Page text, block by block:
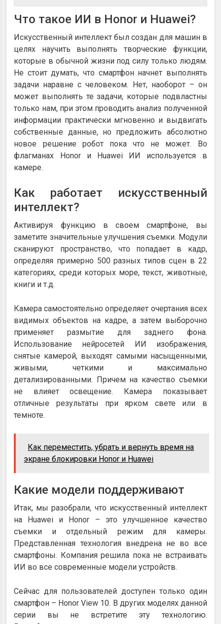
Что такое ИИ в Honor и Huawei?
Искусственный интеллект был создан для машин в
целях научить выполнять творческие функции,
которые в обычной жизни под силу только людям.
Не стоит думать, что смартфон начнет выполнять
задачи наравне с человеком. Нет, наоборот – он
может выполнять те задачи, которые подвластны
только нам, при этом проводить анализ полученной
информации практически мгновенно и выдвигать
собственные данные, но предложить абсолютно
новое решение робот пока что не может. Во
флагманах Honor и Huawei ИИ используется в
камере.
Как работает искусственный
интеллект?
Активируя функцию в своем смартфоне, вы
заметите значительные улучшения съемки. Модули
сканируют пространство, что попадает в кадр,
определяя примерно 500 разных типов сцен в 22
категориях, среди которых море, текст, животные,
книги и т.д.
Камера самостоятельно определяет очертания всех
видимых объектов на кадре, а затем выборочно
применяет размытие для заднего фона.
Использование нейросетей ИИ изображения,
снятые камерой, выходят самыми насыщенными,
живыми, четкими и максимально
детализированными. Причем на качество съемки
не влияет освещение. Камера показывает
отличные результаты при ярком свете или в
темноте.
Как переместить, убрать и вернуть время на
экране блокировки Honor и Huawei
Какие модели поддерживают
Итак, мы разобрали, что искусственный интеллект
на Huawei и Honor – это улучшенное качество
съемки и отдельный режим для камеры.
Представленная технология внедрена не во все
смартфоны. Компания решила пока не встраивать
ИИ во все современные модели устройств.
Сейчас для пользователей доступен только один
смартфон – Honor View 10. В других моделях данной
серии вы не встретите эту технологию.